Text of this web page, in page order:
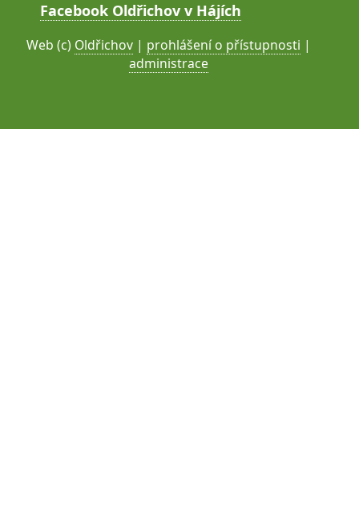
Facebook Oldřichov v Hájích
Web (c) Oldřichov | prohlášení o přístupnosti |
administrace